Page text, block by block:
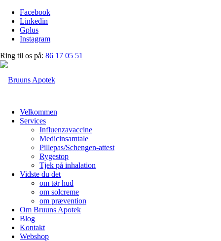
Facebook
Linkedin
Gplus
Instagram
Ring til os på: 86 17 05 51
Velkommen
Services
Influenzavaccine
Medicinsamtale
Pillepas/Schengen-attest
Rygestop
Tjek på inhalation
Vidste du det
om tør hud
om solcreme
om prævention
Om Bruuns Apotek
Blog
Kontakt
Webshop